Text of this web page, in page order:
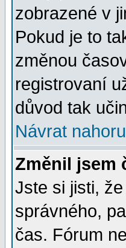
zobrazené v
Pokud je to
změnou
registrovaní
důvod tak
Návrat nahoru
Změnil jsem
Jste si jisti,
správného,
čas. Fórum